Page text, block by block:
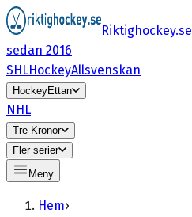
Riktighockey.se
sedan 2016
SHLHockeyAllsvenskan
HockeyEttan
NHL
Tre Kronor
Fler serier
Meny
Hem›